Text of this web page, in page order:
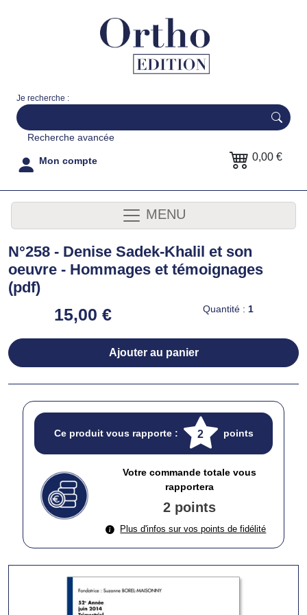
Je recherche :
Recherche avancée
Mon compte 0,00 €
MENU
N°258 - Denise Sadek-Khalil et son
oeuvre - Hommages et témoignages
(pdf)
15,00 € Quantité : 1
Ajouter au panier
Ce produit vous rapporte : 2 points
Votre commande totale vous
rapportera
2 points
Plus d'infos sur vos points de fidélité